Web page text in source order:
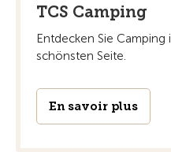
TCS Camping
Entdecken Sie
schönsten Seite.
En savoir plus